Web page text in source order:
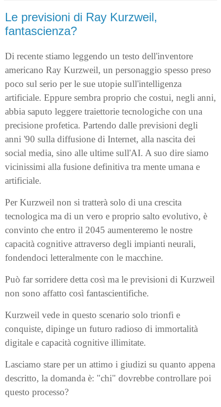
Le previsioni di Ray Kurzweil,
fantascienza?
Di recente stiamo leggendo un testo dell'inventore
americano Ray Kurzweil, un personaggio spesso preso
poco sul serio per le sue utopie sull'intelligenza
artificiale. Eppure sembra proprio che costui, negli anni,
abbia saputo leggere traiettorie tecnologiche con una
precisione profetica. Partendo dalle previsioni degli
anni '90 sulla diffusione di Internet, alla nascita dei
social media, sino alle ultime sull'AI. A suo dire siamo
vicinissimi alla fusione definitiva tra mente umana e
artificiale.
Per Kurzweil non si tratterà solo di una crescita
tecnologica ma di un vero e proprio salto evolutivo, è
convinto che entro il 2045 aumenteremo le nostre
capacità cognitive attraverso degli impianti neurali,
fondendoci letteralmente con le macchine.
Può far sorridere detta così ma le previsioni di Kurzweil
non sono affatto così fantascientifiche.
Kurzweil vede in questo scenario solo trionfi e
conquiste, dipinge un futuro radioso di immortalità
digitale e capacità cognitive illimitate.
Lasciamo stare per un attimo i giudizi su quanto appena
descritto, la domanda è: "chi" dovrebbe controllare poi
questo processo?